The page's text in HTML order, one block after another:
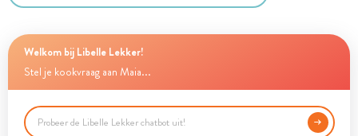
Welkom bij Libelle Lekker!
Stel je kookvraag aan Maia...